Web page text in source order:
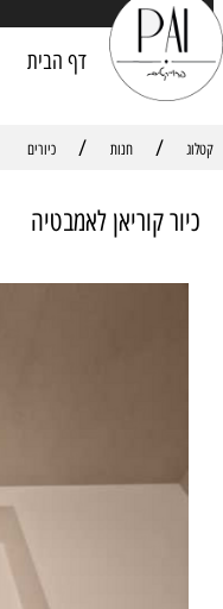
דף הבית אודות
חנות כיורים
לאמבטיה